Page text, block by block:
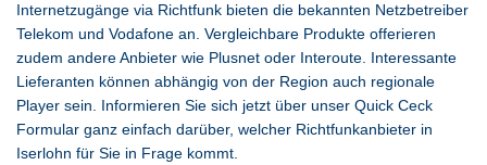
Internetzugänge via Richtfunk bieten die bekannten Netzbetreiber
Telekom und Vodafone an. Vergleichbare Produkte offerieren
zudem andere Anbieter wie Plusnet oder Interoute. Interessante
Lieferanten können abhängig von der Region auch regionale
Player sein. Informieren Sie sich jetzt über unser Quick Ceck
Formular ganz einfach darüber, welcher Richtfunkanbieter in
Iserlohn für Sie in Frage kommt.